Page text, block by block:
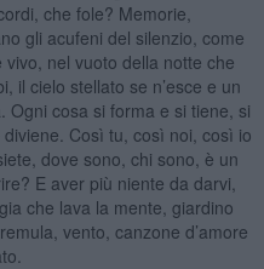
che fole? Memorie,
gli acufeni del silenzio, come
nel vuoto della notte che
il cielo stellato se n’esce e un
cosa si forma e si tiene, si
Così tu, così noi, così io
dove sono, chi sono, è un
E aver più niente da darvi,
che lava la mente, giardino
vento, canzone d’amore